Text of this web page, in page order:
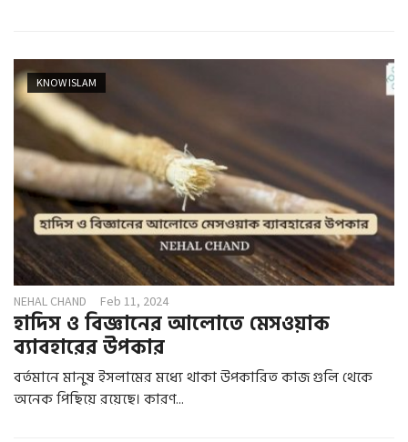
KNOW ISLAM
NEHAL CHAND Feb 11, 2024
হাদিস ও বিজ্ঞানের আলোতে মেসওয়াক
ব্যাবহারের উপকার
বর্তমানে মানুষ ইসলামের মধ্যে থাকা উপকারিত কাজ গুলি থেকে
অনেক পিছিয়ে রয়েছে। কারণ...